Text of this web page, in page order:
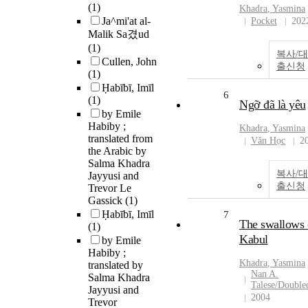
(1)
Ja^mi'at al-
Malik Sa겼ud
(1)
Cullen, John
(1)
Ḥabībī, Imīl
(1)
by Emile
Habiby ;
translated from
the Arabic by
Salma Khadra
Jayyusi and
Trevor Le
Gassick (1)
Ḥabībī, Imīl
(1)
by Emile
Habiby ;
translated by
Salma Khadra
Jayyusi and
Trevor
Khadra, Yasmina
Pocket
복사/대
출신청
6
Ngỡ đã là yêu
Khadra, Yasmina
Văn Học
복사/대
출신청
7
The swallows
Kabul
Khadra, Yasmina
Nan A.
Talese/
2004